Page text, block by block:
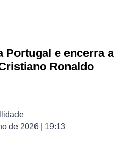
Portugal e encerra a
Ronaldo
de 2026 | 19:13